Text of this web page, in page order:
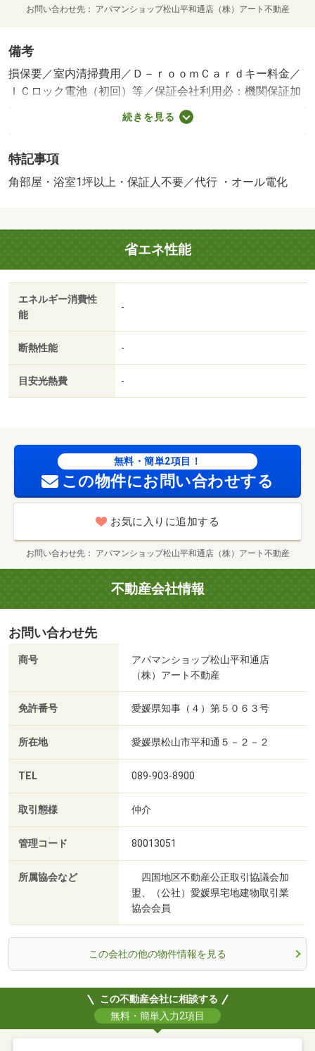
お問い合わせ先 アパマンショップ松山平和通店（株）アート不動産
備考
損保要／室内清掃費用／Ｄ－ｒｏｏｍＣａｒｄキー料金／
ＩＣロック電池（初回）等／保証会社利用必：機関保証加
入必須。初回保証料３５０００円、月額保証料賃料等総額
の１％＋８００円／月（その他商品あり）／［退去時費
化物件は入居者様にて電気契約が必要 ルームクリーニン
グ料金にエアコンクリーニング費用含む 町会費 ４０
なります。 保証会社：株式会社イントラスト／バストイ
レ別／エアコン／シャワー付洗面台／ＴＶインターホン／
オートロック／室内洗濯置／シューズボックス／システム
キッチン／追焚機能浴室／角住戸／温水洗浄便座／駐輪場
／即入居可／敷金不要／対面式キッチン／全居室洋室／ウ
ォークインクロゼット／保証人不要／バイク置場／オール
／浴室１坪以上／バス停徒歩３分以内／セキュリティ会社
加入済／ＬＤＫ１２畳以上／全居室６畳以上／礼金１ヶ月
／保証会社利用可／石井北小学校（小学校）まで４９３ｍ
ｍ／松山中央高等学校（高校・高専）まで２２９０ｍ／聖
カタリナ高等学校（高校・高専）まで１９５２ｍ/賃貸戸
数:4戸
続きを見る
特記事項
角部屋・浴室1坪以上・保証人不要／代行 ・オール電化
省エネ性能
エネルギー消費性
能
-
断熱性能 -
目安光熱費 -
無料・簡単2項目！
この物件にお問い合わせする
お気に入りに追加する
お問い合わせ先 アパマンショップ松山平和通店（株）アート不動産
不動産会社情報
お問い合わせ先
商号
アパマンショップ松山平和通店
（株）アート不動産
免許番号 愛媛県知事（４）第５０６３号
所在地 愛媛県松山市平和通５－２－２
TEL 089-903-8900
取引態様 仲介
管理コード 80013051
所属協会など
四国地区不動産公正取引協議会加
盟、（公社）愛媛県宅地建物取引業
協会会員
この会社の他の物件情報を見る
この不動産会社に相談する
無料・簡単入力2項目